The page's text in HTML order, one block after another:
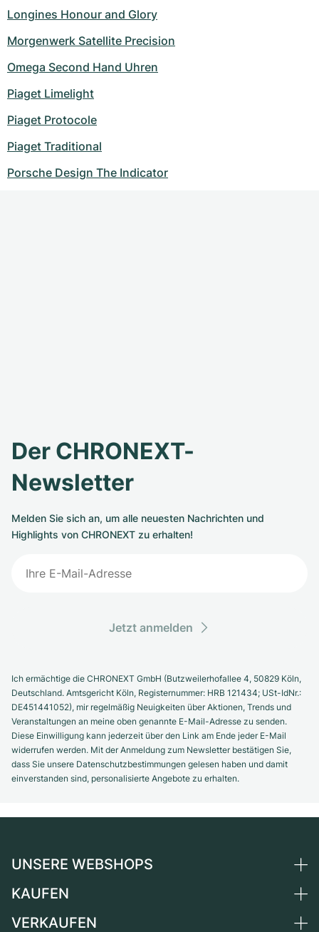
Longines Honour and Glory
Morgenwerk Satellite Precision
Omega Second Hand Uhren
Piaget Limelight
Piaget Protocole
Piaget Traditional
Porsche Design The Indicator
Der CHRONEXT-
Newsletter
Melden Sie sich an, um alle neuesten Nachrichten und
Highlights von CHRONEXT zu erhalten!
Jetzt anmelden
Ich ermächtige die CHRONEXT GmbH (Butzweilerhofallee 4, 50829 Köln,
Deutschland. Amtsgericht Köln, Registernummer: HRB 121434; USt-IdNr.:
DE451441052), mir regelmäßig Neuigkeiten über Aktionen, Trends und
Veranstaltungen an meine oben genannte E-Mail-Adresse zu senden.
Diese Einwilligung kann jederzeit über den Link am Ende jeder E-Mail
widerrufen werden. Mit der Anmeldung zum Newsletter bestätigen Sie,
dass Sie unsere Datenschutzbestimmungen gelesen haben und damit
einverstanden sind, personalisierte Angebote zu erhalten.
UNSERE WEBSHOPS
Deutschland
KAUFEN
Alle Luxusuhren
VERKAUFEN